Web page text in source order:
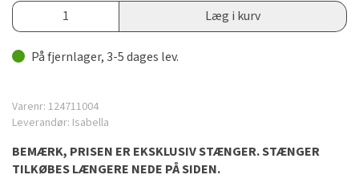
Læg i kurv
På fjernlager, 3-5 dages lev.
Varenr: 124711004
Leverandør: Isabella
BEMÆRK, PRISEN ER EKSKLUSIV STÆNGER. STÆNGER
TILKØBES LÆNGERE NEDE PÅ SIDEN.